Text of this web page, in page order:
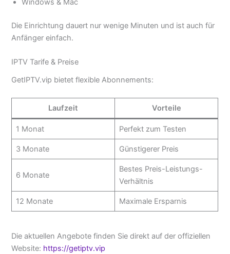
Windows & Mac
Die Einrichtung dauert nur wenige Minuten und ist auch für
Anfänger einfach.
IPTV Tarife & Preise
GetIPTV.vip bietet flexible Abonnements:
Laufzeit Vorteile
1 Monat Perfekt zum Testen
3 Monate Günstigerer Preis
6 Monate
Bestes Preis-Leistungs-
Verhältnis
12 Monate Maximale Ersparnis
Die aktuellen Angebote finden Sie direkt auf der offiziellen
Website: https://getiptv.vip